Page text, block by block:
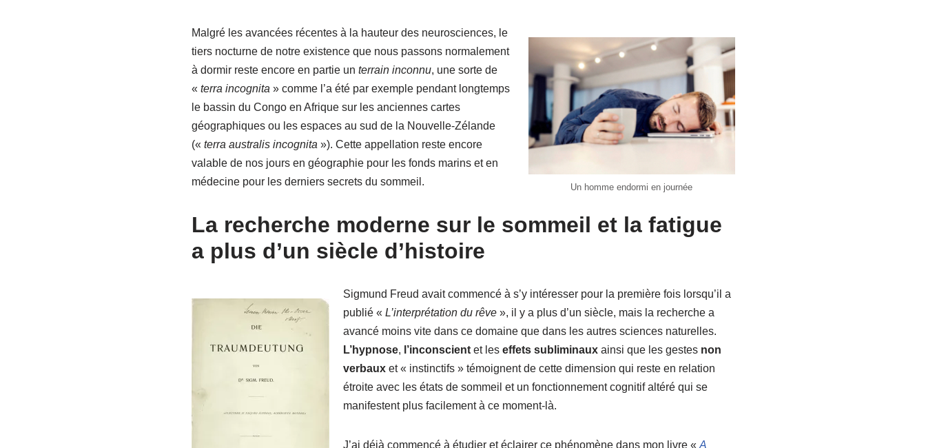
Un homme endormi en journée
Malgré les avancées récentes à la hauteur des neurosciences, le
tiers nocturne de notre existence que nous passons normalement
à dormir reste encore en partie un terrain inconnu, une sorte de
« terra incognita » comme l’a été par exemple pendant longtemps
le bassin du Congo en Afrique sur les anciennes cartes
géographiques ou les espaces au sud de la Nouvelle-Zélande
(« terra australis incognita »). Cette appellation reste encore
valable de nos jours en géographie pour les fonds marins et en
médecine pour les derniers secrets du sommeil.
La recherche moderne sur le sommeil et la fatigue
a plus d’un siècle d’histoire
Sigmund Freud avait commencé à s’y intéresser pour la première fois lorsqu’il a
publié « L’interprétation du rêve», il y a plus d’un siècle, mais la recherche a
avancé moins vite dans ce domaine que dans les autres sciences naturelles.
L’hypnose, l’inconscientet les effets subliminauxainsi que les gestes non
verbauxet « instinctifs » témoignent de cette dimension qui reste en relation
étroite avec les états de sommeil et un fonctionnement cognitif altéré qui se
manifestent plus facilement à ce moment-là.
J’ai déjà commencé à étudier et éclairer ce phénomène dans mon livre « A